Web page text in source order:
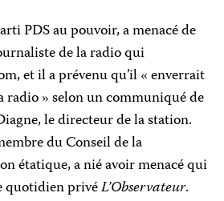
PDS au pouvoir, a menacé de
de la radio qui
et il a prévenu qu’il « enverrait
radio » selon un communiqué de
le directeur de la station.
du Conseil de la
étatique, a nié avoir menacé qui
quotidien privéL’Observateur.